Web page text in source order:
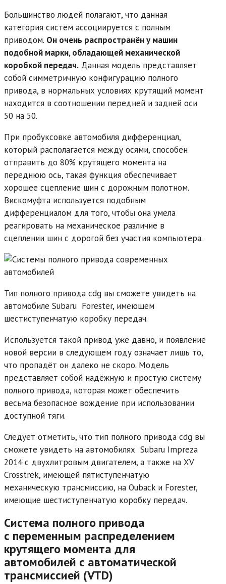
Большинство людей полагают, что данная
категория систем ассоциируется с полным
приводом. Он очень распространён у машин
подобной марки, обладающей механической
коробкой передач. Данная модель представляет
собой симметричную конфигурацию полного
привода, в нормальных условиях крутящий момент
находится в соотношении передней и задней оси
50 на 50.
При пробуксовке автомобиля дифференциал,
который располагается между осями, способен
отправить до 80% крутящего момента на
переднюю ось, такая функция обеспечивает
хорошее сцепление шин с дорожным полотном.
Вискомуфта используется подобным
дифференциалом для того, чтобы она умела
реагировать на механическое различие в
сцеплении шин с дорогой без участия компьютера.
Тип полного привода cdg вы сможете увидеть на
автомобиле Subaru Forester, имеющем
шестиступенчатую коробку передач.
Используется такой привод уже давно, и появление
новой версии в следующем году означает лишь то,
что пропадёт он далеко не скоро. Модель
представляет собой надёжную и простую систему
полного привода, которая может обеспечить
весьма безопасное вождение при использовании
доступной тяги.
Следует отметить, что тип полного привода cdg вы
сможете увидеть на автомобилях Subaru Impreza
2014 с двухлитровым двигателем, а также на XV
Crosstrek, имеющей пятиступенчатую
механическую трансмиссию, на Ouback и Forester,
имеющие шестиступенчатую коробку передач.
Система полного привода
с переменным распределением
крутящего момента для
автомобилей с автоматической
трансмиссией (VTD)